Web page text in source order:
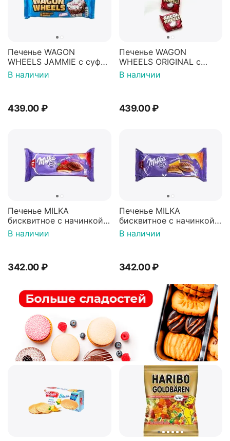
Печенье WAGON
WHEELS JAMMIE с суфле
и джемом покрытое
гразурью 228г
В наличии
439.00₽
Печенье WAGON
WHEELS ORIGINAL с
суфле покрытое
гразурью 216г
В наличии
439.00₽
Печенье MILKA
бисквитное с начинкой
"Малиновое желе"
покрытые молочным
В наличии
342.00₽
Печенье MILKA
бисквитное с начинкой
"Апельсиновое желе"
покрытые молочным
В наличии
342.00₽